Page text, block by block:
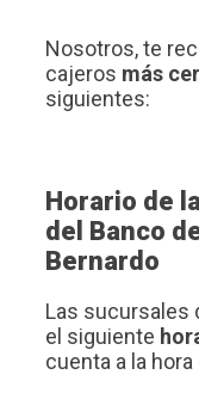
Nosotros, te
cajeros más
siguientes:
Horario de
del Banco
Bernardo
Las sucursales
el siguiente
cuenta a la